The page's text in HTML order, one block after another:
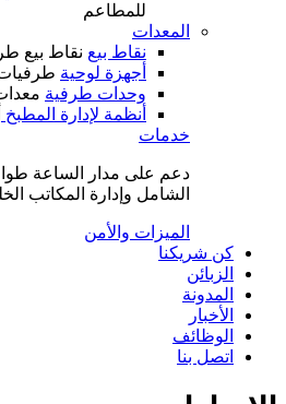
للمطاعم
المعدات
نقاط بيع نقاط بيع
أجهزة لوحية طرفيات
وحدات طرفية
أنظمة لإدارة المطبخ
خدمات
دعم على مدار الساعة طوال
الشامل وإدارة المكاتب
الميزات والأمن
كن شريكنا
الزبائن
المدونة
الأخبار
الوظائف
اتصل بنا